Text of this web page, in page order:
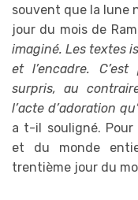
souvent que la lune
jour du mois de
imaginé. Les textes
et l’encadre.
surpris, au
l’acte d’adoration
a t-il souligné. Pour
et du monde
trentième jour du